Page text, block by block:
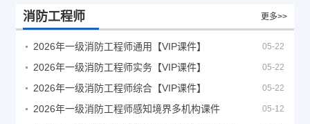
消防工程师 更多>>
2026年一级消防工程师通用【VIP课件】 05-22
2026年一级消防工程师实务【VIP课件】 05-22
2026年一级消防工程师综合【VIP课件】 05-22
2026年一级消防工程师感知境界多机构课件 05-12